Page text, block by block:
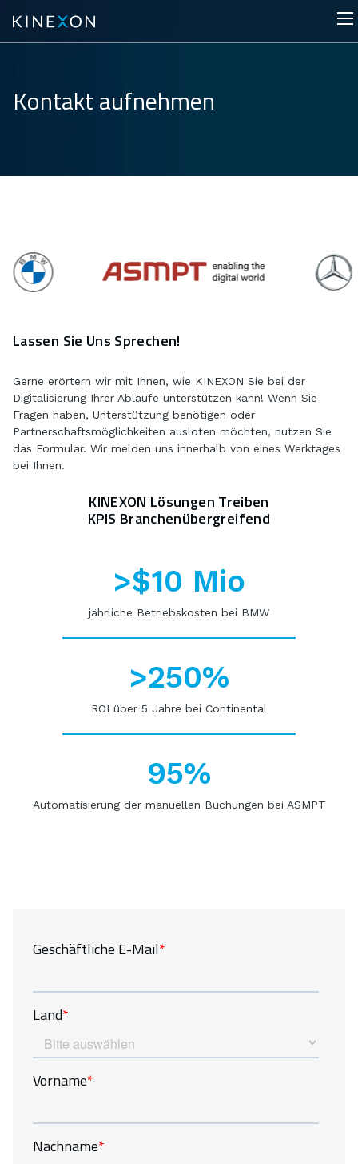
Kontakt aufnehmen
Lassen Sie Uns Sprechen!
Gerne erörtern wir mit Ihnen, wie KINEXON Sie bei der
Digitalisierung Ihrer Abläufe unterstützen kann! Wenn Sie
Fragen haben, Unterstützung benötigen oder
Partnerschaftsmöglichkeiten ausloten möchten, nutzen Sie
das Formular. Wir melden uns innerhalb von eines Werktages
bei Ihnen.
KINEXON Lösungen Treiben
KPIS Branchenübergreifend
>$10 Mio
jährliche Betriebskosten bei BMW
>250%
ROI über 5 Jahre bei Continental
95%
Automatisierung der manuellen Buchungen bei ASMPT